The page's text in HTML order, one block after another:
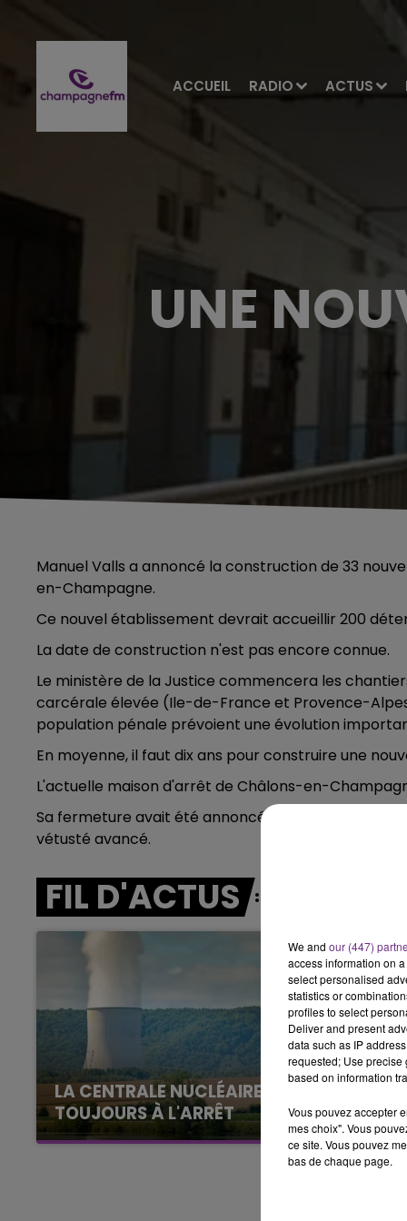
ACCUEIL RADIO ACTUS
10h00 - 14h00
LE TICKET DE CAISSE
UNE
Manuel Valls a annoncé la construction de 33
en-Champagne.
Ce nouvel établissement devrait accueillir 200
La date de construction n'est pas encore connue.
Le ministère de la Justice commencera les
carcérale élevée (Ile-de-France et Provence-
population pénale prévoient une évolution
En moyenne, il faut dix ans pour construire une
L'actuelle maison d'arrêt de Châlons-en-
Sa fermeture avait été annoncée il y a quelques
vétusté avancé.
FIL D'ACTUS
LA CENTRALE NUCLÉAIRE DE CHOOZ
TOUJOURS À L'ARRÊT
Cela fait déjà une semaine que la centrale
nucléaire ardennaise est à l'arrêt. Une situation
We and our (447)
access information on
select personalised
statistics or
profiles to select
Deliver and present
data such as IP
requested; Use precise
based on information
Vous pouvez accepter
mes choix". Vous
ce site. Vous pouvez
bas de chaque page.